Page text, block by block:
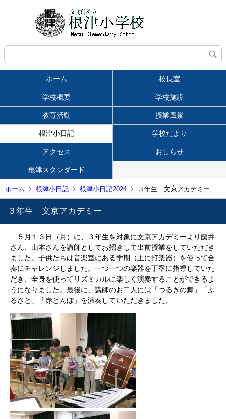
ホーム 校長室
学校概要 学校施設
教育活動 授業風景
根津小日記 学校だより
アクセス おしらせ
根津スタンダード
ホーム 根津小日記 根津小日記2024 ３年生 文京アカデミー
３年生 文京アカデミー
５月１３日（月）に、３年生を対象に文京アカデミーより藤井
さん、山本さんを講師としてお招きして出前授業をしていただき
ました。子供たちは音楽室にある学期（主に打楽器）を使って合
奏にチャレンジしました。一つ一つの楽器を丁寧に指導していた
だき、全身を使ってリズミカルに楽しく演奏することができるよ
うになりました。最後に、講師のお二人には「つるぎの舞」「ふ
るさと」「赤とんぼ」を演奏していただきました。